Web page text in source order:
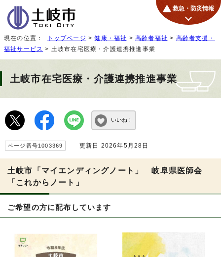
救急・防災情報
現在の位置： トップページ >健康・福祉 >高齢者福祉 > 高齢者支援・
福祉サービス > 土岐市在宅医療・介護連携推進事業
土岐市在宅医療・介護連携推進事業
いいね！
ページ番号1003369 更新日 2026年5月28日
土岐市「マイエンディングノート」 岐阜県医師会
「これからノート」
ご希望の方に配布しています